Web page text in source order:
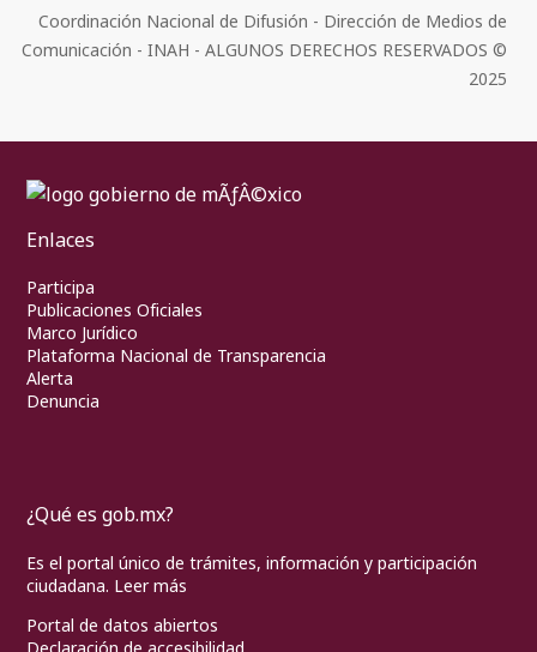
Coordinación Nacional de Difusión - Dirección de Medios de
Comunicación - INAH - ALGUNOS DERECHOS RESERVADOS ©
2025
Enlaces
Participa
Publicaciones Oficiales
Marco Jurídico
Plataforma Nacional de Transparencia
Alerta
Denuncia
¿Qué es gob.mx?
Es el portal único de trámites, información y participación
ciudadana. Leer más
Portal de datos abiertos
Declaración de accesibilidad